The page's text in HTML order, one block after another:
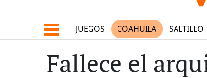
JUEGOS COAHUILA SALTILLO
Fallece el